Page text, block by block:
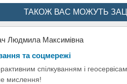
ТАКОЖ ВАС МОЖУТЬ
Людмила Максимівна
та соцмережі
спілкуванням і
мислення!